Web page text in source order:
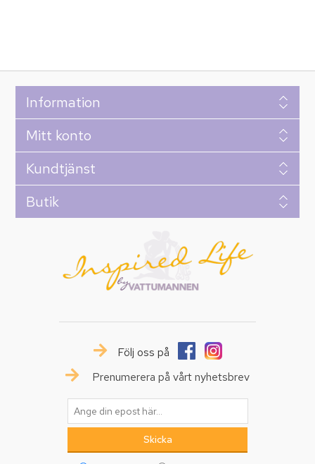
Information
Mitt konto
Kundtjänst
Butik
Följ oss på
Prenumerera på vårt nyhetsbrev